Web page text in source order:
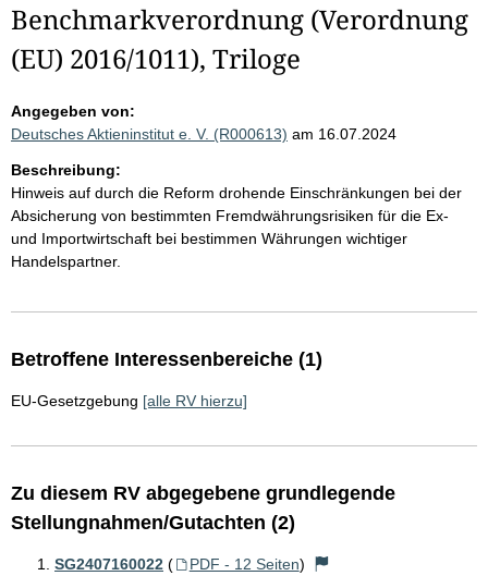
Benchmarkverordnung (Verordnung
(EU) 2016/1011), Triloge
Angegeben von:
Deutsches Aktieninstitut e. V. (R000613) am 16.07.2024
Beschreibung:
Hinweis auf durch die Reform drohende Einschränkungen bei der
Absicherung von bestimmten Fremdwährungsrisiken für die Ex-
und Importwirtschaft bei bestimmen Währungen wichtiger
Handelspartner.
Betroffene Interessenbereiche (1)
EU-Gesetzgebung [alle RV hierzu]
Zu diesem RV abgegebene grundlegende
Stellungnahmen/Gutachten (2)
SG2407160022 ( PDF - 12 Seiten)